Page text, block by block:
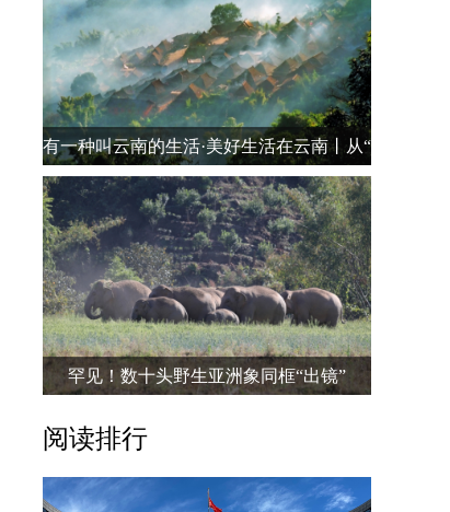
有一种叫云南的生活·美好生活在云南丨从“
罕见！数十头野生亚洲象同框“出镜”
阅读排行